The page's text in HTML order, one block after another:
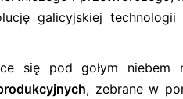
galicyjskiej
się pod gołym niebem
, zebrane w